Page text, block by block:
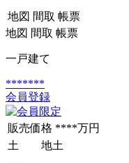
地図 間取 帳票
地図 間取 帳票
一戸建て
*******
会員登録
販売価格 ****万円
土 地土